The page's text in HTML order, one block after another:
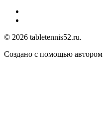
© 2026 tabletennis52.ru.
Создано с помощью автором